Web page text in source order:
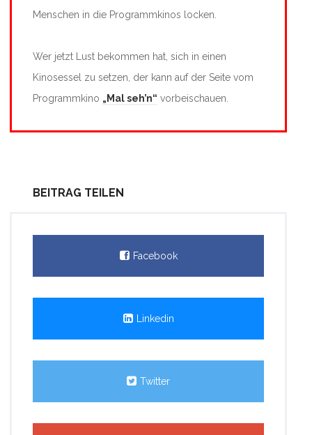
Menschen in die Programmkinos locken.
Wer jetzt Lust bekommen hat, sich in einen
Kinosessel zu setzen, der kann auf der Seite vom
Programmkino „Mal seh’n“ vorbeischauen.
BEITRAG TEILEN
Facebook
Linkedin
Twitter